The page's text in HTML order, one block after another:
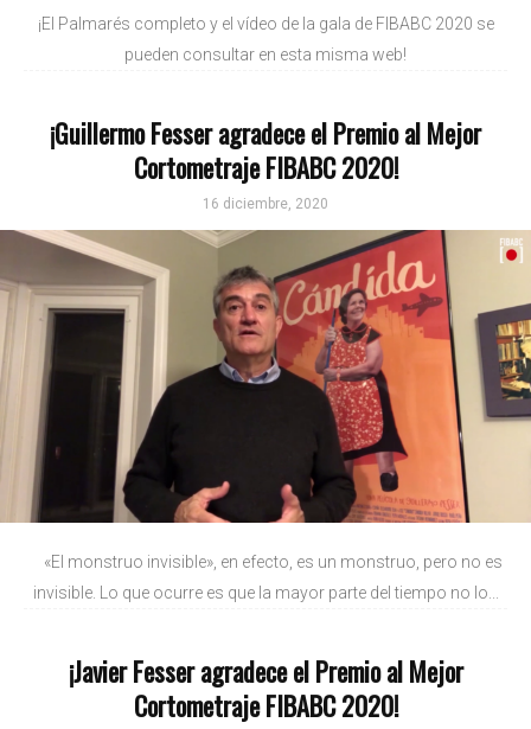
¡El Palmarés completo y el vídeo de la gala de FIBABC 2020 se
pueden consultar en esta misma web!
¡Guillermo Fesser agradece el Premio al Mejor
Cortometraje FIBABC 2020!
16 diciembre, 2020
«El monstruo invisible», en efecto, es un monstruo, pero no es
invisible. Lo que ocurre es que la mayor parte del tiempo no lo...
¡Javier Fesser agradece el Premio al Mejor
Cortometraje FIBABC 2020!